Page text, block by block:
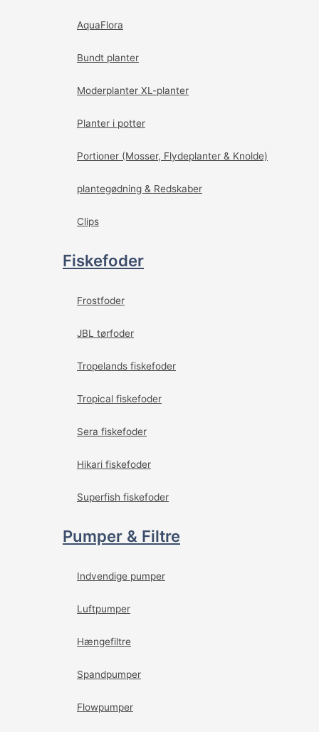
AquaFlora
Bundt planter
Moderplanter XL-planter
Planter i potter
Portioner (Mosser, Flydeplanter & Knolde)
plantegødning & Redskaber
Clips
Fiskefoder
Frostfoder
JBL tørfoder
Tropelands fiskefoder
Tropical fiskefoder
Sera fiskefoder
Hikari fiskefoder
Superfish fiskefoder
Pumper & Filtre
Indvendige pumper
Luftpumper
Hængefiltre
Spandpumper
Flowpumper